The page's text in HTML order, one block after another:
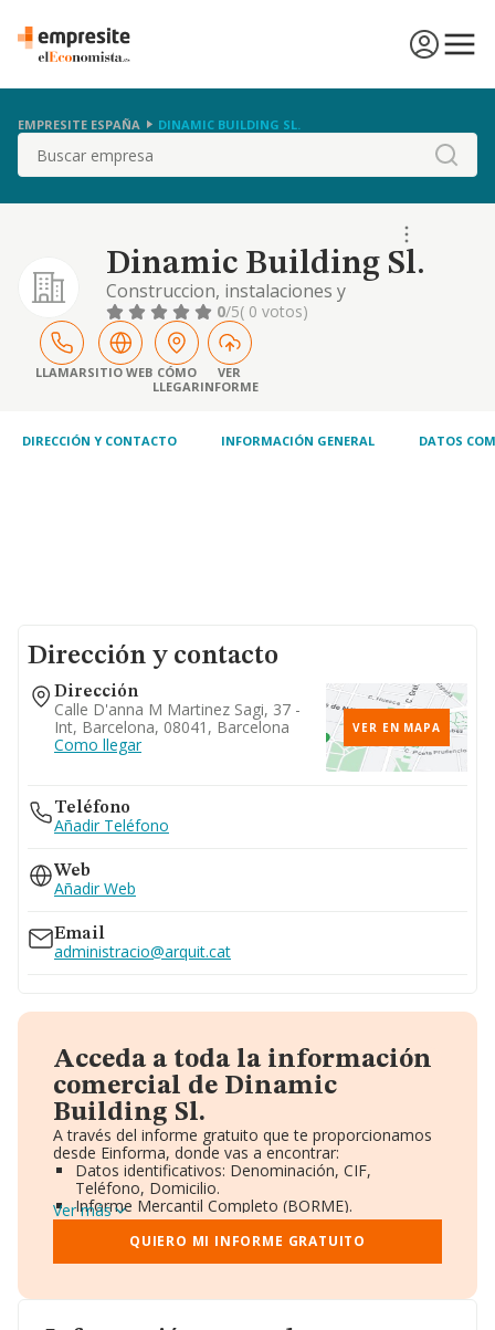
EMPRESITE ESPAÑA DINAMIC BUILDING SL.
Buscar
Dinamic Building Sl.
Construccion, instalaciones y
mantenimiento. comercio al por mayor y al
por menor. distribucion comercial.
importacion y exportacion. actividades
inmobiliarias. actividades profesionales.
industrias manufactureras y textiles. etc
0/5( 0 votos)
LLAMARSITIO WEB CÓMO
LLEGAR
VER
INFORME
DIRECCIÓN Y CONTACTO INFORMACIÓN GENERAL DATOS
Dirección y contacto
Dirección
Calle D'anna M Martinez Sagi, 37 -
Int, Barcelona, 08041, Barcelona
Como llegar
VER EN MAPA
Teléfono
Añadir Teléfono
Web
Añadir Web
Email
administracio@arquit.cat
Acceda a toda la información
comercial de Dinamic
Building Sl.
A través del informe gratuito que te proporcionamos
desde Einforma, donde vas a encontrar:
Datos identificativos: Denominación, CIF,
Teléfono, Domicilio.
Informe Mercantil Completo (BORME).
Gráficos de Evolución Ventas y Empleados.
Consejo de Administración y Administradores.
Directivos y Ejecutivos.
Ver más
QUIERO MI INFORME GRATUITO